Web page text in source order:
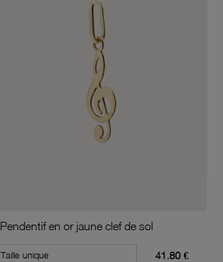
Pendentif en or jaune clef de sol
Taille unique 41.80 €